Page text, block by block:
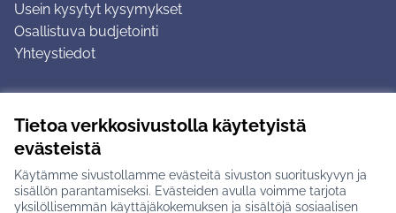
Tietoa verkkosivustolla käytetyistä
evästeistä
Käytämme sivustollamme evästeitä sivuston suorituskyvyn ja
sisällön parantamiseksi. Evästeiden avulla voimme tarjota
yksilöllisemmän käyttäjäkokemuksen ja sisältöjä sosiaalisen
Usein kysytyt kysymykset
Osallistuva budjetointi
Yhteystiedot
Ohjeet kirjautumiseen
Ohjeet kommentin jättämiseen